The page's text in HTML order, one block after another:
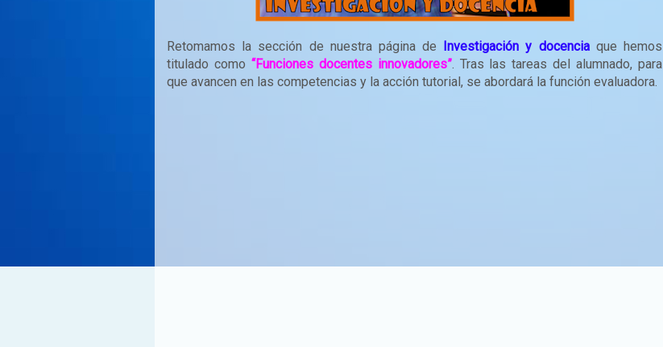
Retomamos la sección de nuestra página de Investigación y docenciaque hemos
titulado como “Funciones docentes innovadores”. Tras las tareas del alumnado, para
que avancen en las competencias y la acción tutorial, se abordará la función evaluadora.